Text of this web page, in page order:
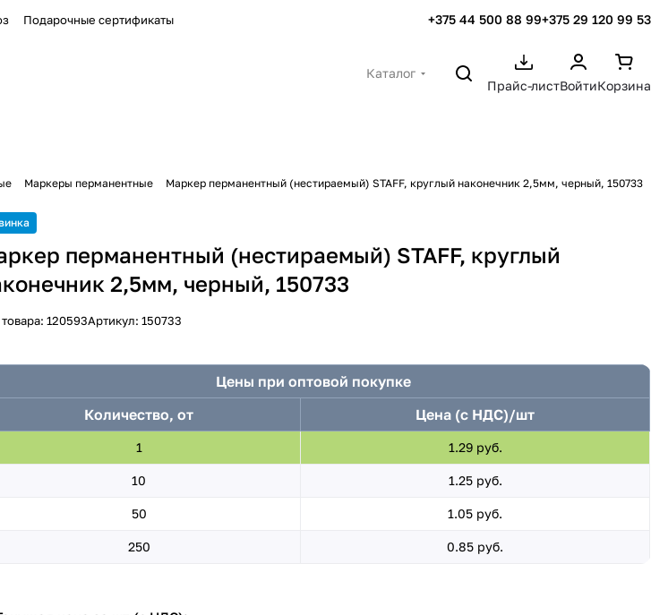
Подарочные сертификаты +375 44 500 88 99+375 29 120 99 53
Каталог
Прайс-листВойтиКорзина
Маркеры перманентные Маркер перманентный (нестираемый) STAFF, круглый наконечник 2,5мм, черный, 150733
перманентный (нестираемый) STAFF, круглый
2,5мм, черный, 150733
120593Артикул:150733
Цены при оптовой покупке
Количество, от
Цена (с НДС)/шт
1 1.29 руб.
10 1.25 руб.
50 1.05 руб.
250 0.85 руб.